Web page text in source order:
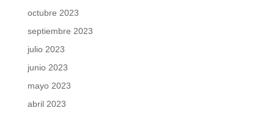
octubre 2023
septiembre 2023
julio 2023
junio 2023
mayo 2023
abril 2023